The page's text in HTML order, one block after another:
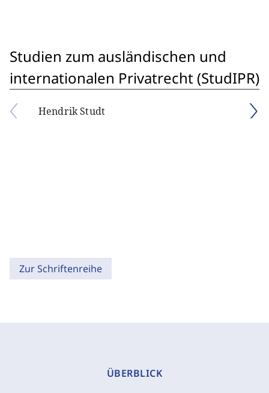
Studien zum ausländischen und
internationalen Privatrecht (StudIPR)
Hendrik Studt
Zur Schriftenreihe
ÜBERBLICK